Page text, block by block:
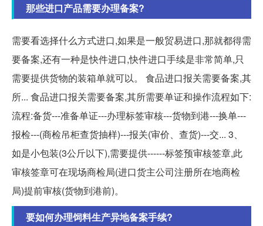
那些进口产品需要办理备案?
需要看选择什么方式进口,如果是一般贸易进口,那就都得需
要备案,还有一种是快件进口,快件进口手续是非常简单,只
需要提供货物的装箱单就可以。 食品进口报关需要备案,其
所... 食品进口报关需要备案,其所需要单证和操作流程如下:
流程:备货---准备单证---办理标签审核---货物到港---换单---
报检---(商检吊柜查货抽样)---报关(审价、查货)---交... 3、
如是小包装(3公斤以下),需要提供------标签预审核签章,此
审核签章可在现场商检局(进口货主公司注册所在地商检
局)提前审核(货物到港前)。
要如何办理饲料生产异地备案手续?